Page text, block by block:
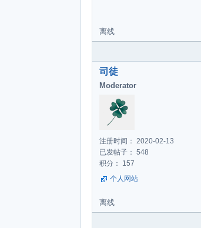
离线
司徒
Moderator
注册时间： 2020-02-13
已发帖子： 548
积分： 157
个人网站
离线